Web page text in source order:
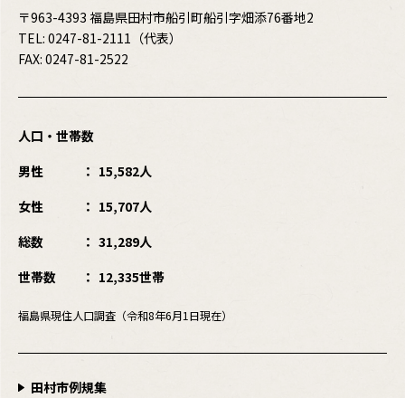
〒963-4393 福島県田村市船引町船引字畑添76番地2
TEL: 0247-81-2111 （代表）
FAX: 0247-81-2522
人口・世帯数
男性
15,582人
女性
15,707人
総数
31,289人
世帯数
12,335世帯
福島県現住人口調査（令和8年6月1日現在）
田村市例規集